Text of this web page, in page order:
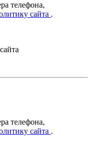
телефона,
сайта .
телефона,
сайта .